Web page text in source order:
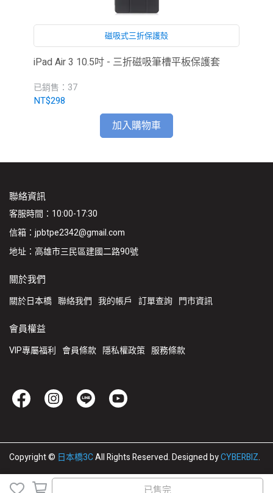
已售完
磁吸式三折保護殼
iPad Air 3 10.5吋 - 三折磁吸筆槽平板保護套
已銷售：37
NT$298
加入購物車
聯絡資訊
客服時間：10:00-17:30
信箱：jpbtpe2342@gmail.com
地址：高雄市三民區建國二路90號
關於我們
關於日本橋 聯絡我們 我的帳戶 訂單查詢 門市資訊
會員權益
VIP專屬福利 會員條款 隱私權政策 服務條款
Copyright © 日本橋3CAll Rights Reserved.Designed byCYBERBIZ.